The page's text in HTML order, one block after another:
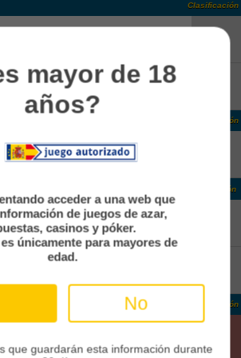
Clasificación
-
Clasificación
De Cali
Clasificación
FC
Merida
Caribbean Cup Grp. B Clasificación
Sc
mayor de 18
años?
acceder a una web que
de juegos de azar,
casinos y póker.
únicamente para mayores de
edad.
No
que guardarán esta información durante